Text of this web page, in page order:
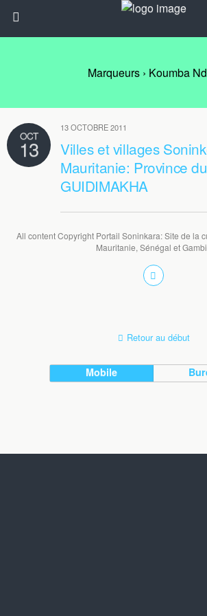
Marqueurs › Koumba
OCT
13
13 OCTOBRE 2011
Villes et villages
Mauritanie: Province du
GUIDIMAKHA
All content Copyright Portail Soninkara: Site de la
Mauritanie, Sénégal et
Retour au début
Mobile